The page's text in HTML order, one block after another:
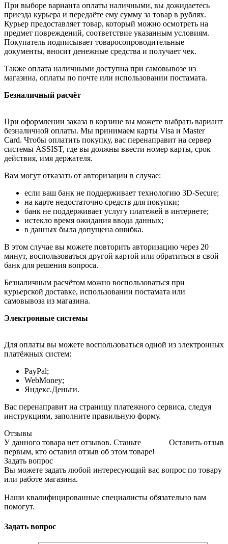
При выборе варианта оплаты наличными, вы дожидаетесь
приезда курьера и передаёте ему сумму за товар в рублях.
Курьер предоставляет товар, который можно осмотреть на
предмет повреждений, соответствие указанным условиям.
Покупатель подписывает товаросопроводительные
документы, вносит денежные средства и получает чек.
Также оплата наличными доступна при самовывозе из
магазина, оплаты по почте или использовании постамата.
Безналичный расчёт
При оформлении заказа в корзине вы можете выбрать вариант
безналичной оплаты. Мы принимаем карты Visa и Master
Card. Чтобы оплатить покупку, вас перенаправит на сервер
системы ASSIST, где вы должны ввести номер карты, срок
действия, имя держателя.
Вам могут отказать от авторизации в случае:
если ваш банк не поддерживает технологию 3D-Secure;
на карте недостаточно средств для покупки;
банк не поддерживает услугу платежей в интернете;
истекло время ожидания ввода данных;
в данных была допущена ошибка.
В этом случае вы можете повторить авторизацию через 20
минут, воспользоваться другой картой или обратиться в свой
банк для решения вопроса.
Безналичным расчётом можно воспользоваться при
курьерской доставке, использовании постамата или
самовывоза из магазина.
Электронные системы
Для оплаты вы можете воспользоваться одной из электронных
платёжных систем:
PayPal;
WebMoney;
Яндекс.Деньги.
Вас перенаправит на страницу платежного сервиса, следуя
инструкциям, заполните правильную форму.
Отзывы
Оставить отзыв
У данного товара нет отзывов. Станьте
первым, кто оставил отзыв об этом товаре!
Задать вопрос
Вы можете задать любой интересующий вас вопрос по товару
или работе магазина.
Наши квалифицированные специалисты обязательно вам
помогут.
Задать вопрос